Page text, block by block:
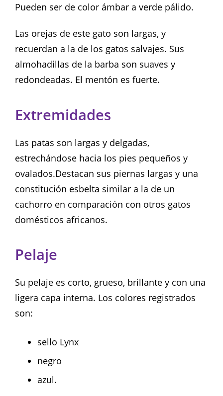
Pueden ser de color ámbar a verde pálido.
Las orejas de este gato son largas, y
recuerdan a la de los gatos salvajes. Sus
almohadillas de la barba son suaves y
redondeadas. El mentón es fuerte.
Extremidades
Las patas son largas y delgadas,
estrechándose hacia los pies pequeños y
ovalados.Destacan sus piernas largas y una
constitución esbelta similar a la de un
cachorro en comparación con otros gatos
domésticos africanos.
Pelaje
Su pelaje es corto, grueso, brillante y con una
ligera capa interna. Los colores registrados
son:
sello Lynx
negro
azul.